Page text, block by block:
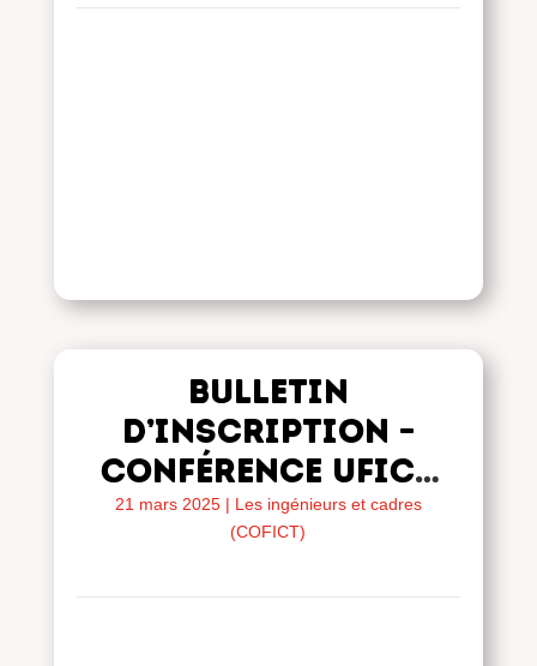
Bulletin
d’inscription –
Conférence UFICT
2019
21 mars 2025| Les ingénieurs et cadres
(COFICT)